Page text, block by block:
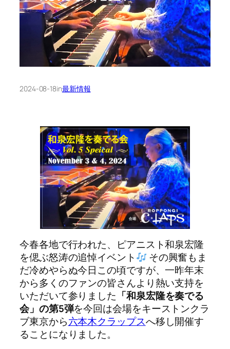
2024-08-18in最新情報
今春各地で行われた、ピアニスト和泉宏隆
を偲ぶ怒涛の追悼イベント
その興奮もま
だ冷めやらぬ今日この頃ですが、一昨年末
から多くのファンの皆さんより熱い支持を
いただいて参りました 「和泉宏隆を奏でる
会」の第5弾を今回は会場をキーストンクラ
ブ東京から六本木クラップスへ移し開催す
ることになりました。